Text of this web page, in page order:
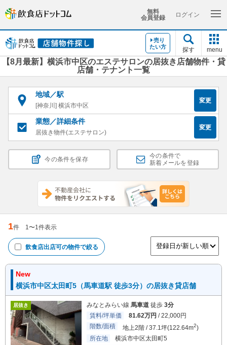
無料
会員登録
ログイン
売り
たい方
探す menu
【8月最新】横浜市中区のエステサロンの居抜き店舗物件・貸
店舗・テナント一覧
地域／駅
[神奈川] 横浜市中区
変更
業態／詳細条件
居抜き物件(エステサロン)
変更
今の条件を保存
今の条件で
新着メールを登録
1件 1〜1件表示
飲食店出店可の物件で絞る
New
横浜市中区太田町5（馬車道駅 徒歩3分）の居抜き貸店舗
居抜き みなとみらい線 馬車道 徒歩 3分
賃料/坪単価
81.62万円 / 22,000円
階数/面積
地上2階 / 37.1坪(122.64m2)
所在地
横浜市中区太田町5